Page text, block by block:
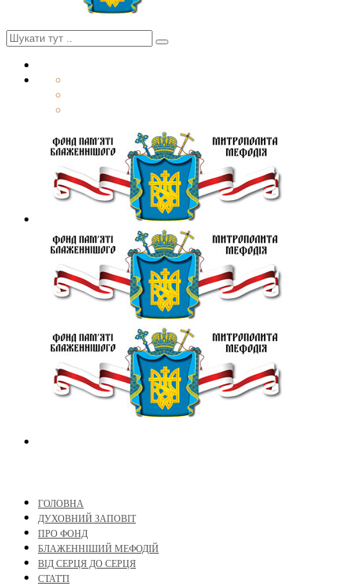
ГОЛОВНА
ДУХОВНИЙ ЗАПОВІТ
ПРО ФОНД
БЛАЖЕННІШИЙ МЕФОДІЙ
ВІД СЕРЦЯ ДО СЕРЦЯ
СТАТТІ